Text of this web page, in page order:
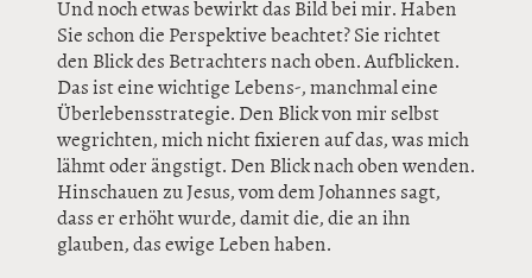
Und noch etwas bewirkt das Bild bei mir. Haben
Sie schon die Perspektive beachtet? Sie richtet
den Blick des Betrachters nach oben. Aufblicken.
Das ist eine wichtige Lebens-, manchmal eine
Überlebensstrategie. Den Blick von mir selbst
wegrichten, mich nicht fixieren auf das, was mich
lähmt oder ängstigt. Den Blick nach oben wenden.
Hinschauen zu Jesus, vom dem Johannes sagt,
dass er erhöht wurde, damit die, die an ihn
glauben, das ewige Leben haben.